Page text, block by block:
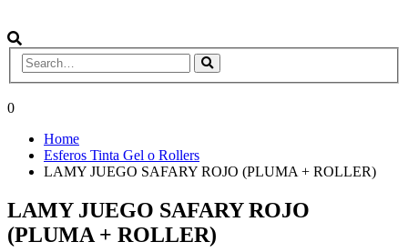
0
Home
Esferos Tinta Gel o Rollers
LAMY JUEGO SAFARY ROJO (PLUMA + ROLLER)
LAMY JUEGO SAFARY ROJO
(PLUMA + ROLLER)